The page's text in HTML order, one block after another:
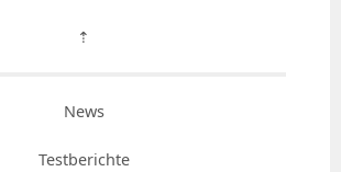
⇡
News
Testberichte